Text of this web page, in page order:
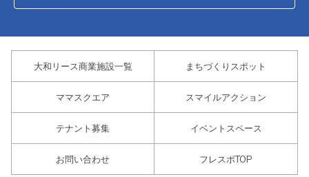
大和リース商業施設一覧 まちづくりスポット
ママスクエア スマイルアクション
テナント募集 イベントスペース
お問い合わせ フレスポTOP